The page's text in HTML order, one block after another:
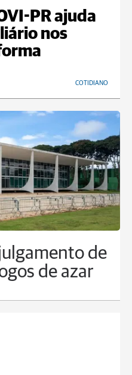
PR ajuda
nos
COTIDIANO
de
de azar